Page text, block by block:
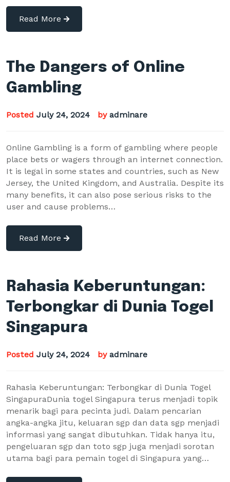
Read More
The Dangers of Online
Gambling
Posted July 24, 2024 by adminare
Online Gambling is a form of gambling where people
place bets or wagers through an internet connection.
It is legal in some states and countries, such as New
Jersey, the United Kingdom, and Australia. Despite its
many benefits, it can also pose serious risks to the
user and cause problems…
Read More
Rahasia Keberuntungan:
Terbongkar di Dunia Togel
Singapura
Posted July 24, 2024 by adminare
Rahasia Keberuntungan: Terbongkar di Dunia Togel
SingapuraDunia togel Singapura terus menjadi topik
menarik bagi para pecinta judi. Dalam pencarian
angka-angka jitu, keluaran sgp dan data sgp menjadi
informasi yang sangat dibutuhkan. Tidak hanya itu,
pengeluaran sgp dan toto sgp juga menjadi sorotan
utama bagi para pemain togel di Singapura yang…